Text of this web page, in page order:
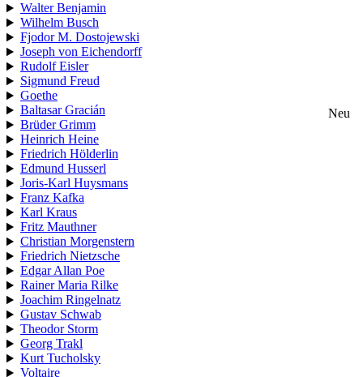
Walter Benjamin
Wilhelm Busch
Fjodor M. Dostojewski
Joseph von Eichendorff
Rudolf Eisler
Sigmund Freud
Goethe
Baltasar Gracián
Neu
Brüder Grimm
Heinrich Heine
Friedrich Hölderlin
Edmund Husserl
Joris-Karl Huysmans
Franz Kafka
Karl Kraus
Fritz Mauthner
Christian Morgenstern
Friedrich Nietzsche
Edgar Allan Poe
Rainer Maria Rilke
Joachim Ringelnatz
Gustav Schwab
Theodor Storm
Georg Trakl
Kurt Tucholsky
Voltaire